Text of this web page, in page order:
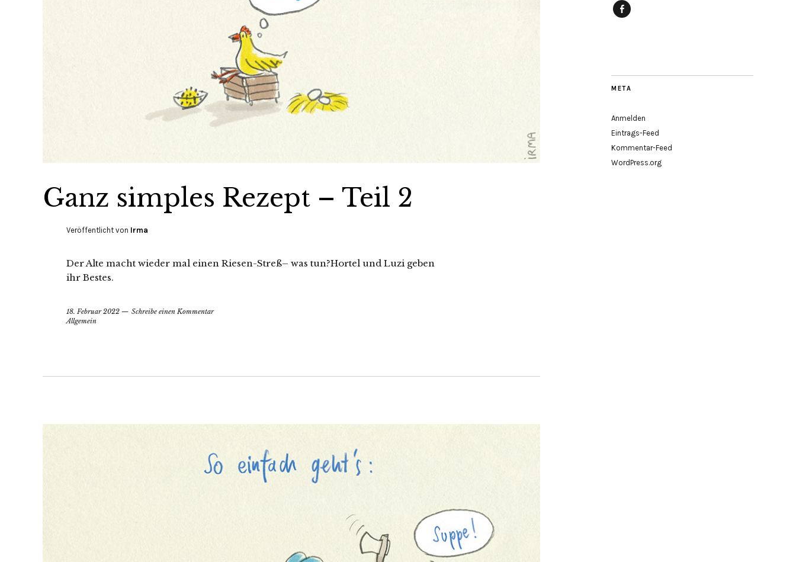
Ganz simples Rezept – Teil 2
Veröffentlicht von Irma
Der Alte macht wieder mal einen Riesen-Streß– was tun?Hortel und Luzi geben
ihr Bestes.
18. Februar 2022
Schreibe einen Kommentar
Allgemein
META
Anmelden
Eintrags-Feed
Kommentar-Feed
WordPress.org